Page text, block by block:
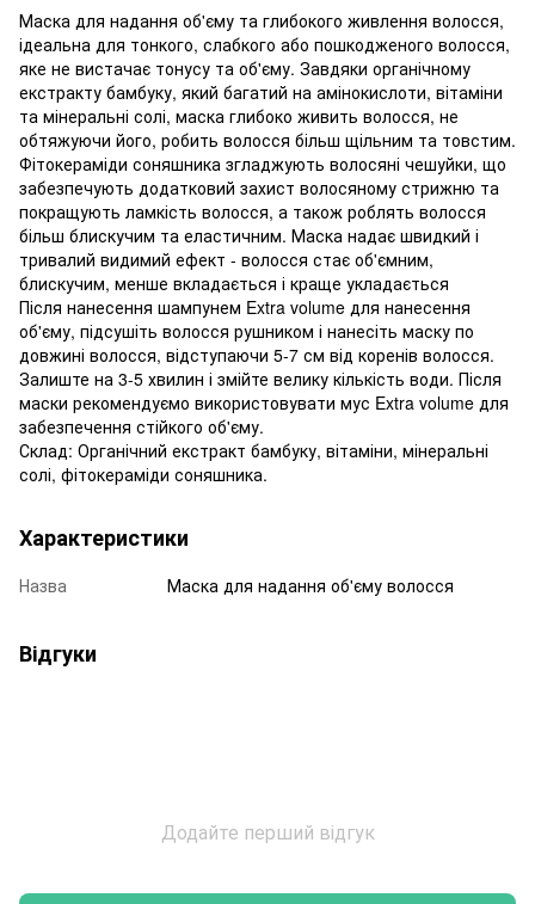
Маска для надання об'єму та глибокого живлення волосся,
ідеальна для тонкого, слабкого або пошкодженого волосся,
яке не вистачає тонусу та об'єму. Завдяки органічному
екстракту бамбуку, який багатий на амінокислоти, вітаміни
та мінеральні солі, маска глибоко живить волосся, не
обтяжуючи його, робить волосся більш щільним та товстим.
Фітокераміди соняшника згладжують волосяні чешуйки, що
забезпечують додатковий захист волосяному стрижню та
покращують ламкість волосся, а також роблять волосся
більш блискучим та еластичним. Маска надає швидкий і
тривалий видимий ефект - волосся стає об'ємним,
блискучим, менше вкладається і краще укладається
Після нанесення шампунем Extra volume для нанесення
об'єму, підсушіть волосся рушником і нанесіть маску по
довжині волосся, відступаючи 5-7 см від коренів волосся.
Залиште на 3-5 хвилин і змійте велику кількість води. Після
маски рекомендуємо використовувати мус Extra volume для
забезпечення стійкого об'єму.
Склад: Органічний екстракт бамбуку, вітаміни, мінеральні
солі, фітокераміди соняшника.
Характеристики
Назва Маска для надання об'єму волосся
Відгуки
Додайте перший відгук